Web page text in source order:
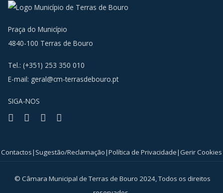
Praça do Município
4840-100 Terras de Bouro
Tel.: (+351) 253 350 010
E-mail: geral@cm-terrasdebouro.pt
SIGA-NOS
Facebook
Youtube
Instagram
© Câmara Municipal de Terras de Bouro 2024, Todos os direitos
Contactos| Sugestão/Reclamação|Política de Privacidade|Gerir Cookies